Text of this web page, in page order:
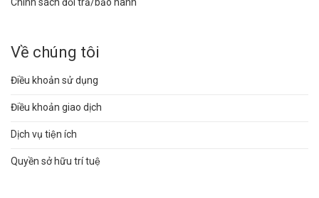
Chính sách đổi trả/bảo hành
Về chúng tôi
Điều khoản sử dụng
Điều khoản giao dịch
Dịch vụ tiện ích
Quyền sở hữu trí tuệ